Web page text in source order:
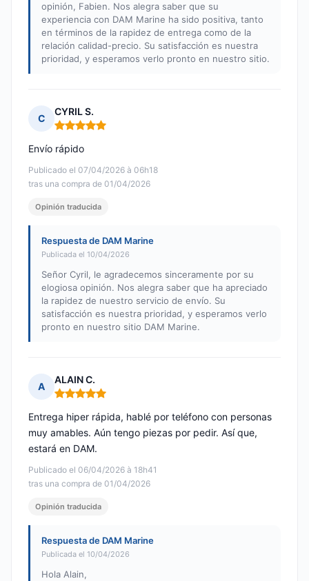
opinión, Fabien. Nos alegra saber que su
experiencia con DAM Marine ha sido positiva, tanto
en términos de la rapidez de entrega como de la
relación calidad-precio. Su satisfacción es nuestra
prioridad, y esperamos verlo pronto en nuestro sitio.
C
CYRIL S.
Nota: 5 de 5
Publicado el 07/04/2026 à 06h18
tras una compra de 01/04/2026
Envío rápido
Opinión traducida
Respuesta de DAM Marine
Publicada el 10/04/2026
Señor Cyril, le agradecemos sinceramente por su
elogiosa opinión. Nos alegra saber que ha apreciado
la rapidez de nuestro servicio de envío. Su
satisfacción es nuestra prioridad, y esperamos verlo
pronto en nuestro sitio DAM Marine.
A
ALAIN C.
Nota: 5 de 5
Publicado el 06/04/2026 à 18h41
tras una compra de 01/04/2026
Entrega hiper rápida, hablé por teléfono con personas
muy amables. Aún tengo piezas por pedir. Así que,
estará en DAM.
Opinión traducida
Respuesta de DAM Marine
Publicada el 10/04/2026
Hola Alain,